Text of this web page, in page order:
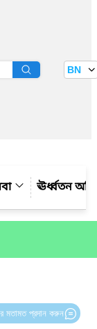
BN
ঊর্ধ্বতন
মতামত প্রদান করুন